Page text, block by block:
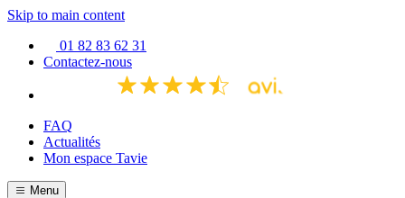
Skip to main content
01 82 83 62 31
Contactez-nous
FAQ
Actualités
Mon espace Tavie
Menu